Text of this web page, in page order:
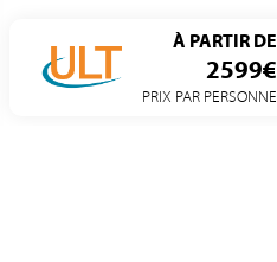
À PARTIR DE
2599€
PRIX PAR PERSONNE